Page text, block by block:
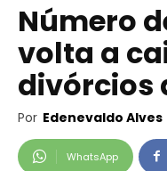
Número
volta a
divórcios
Por Edenevaldo Alves
WhatsApp